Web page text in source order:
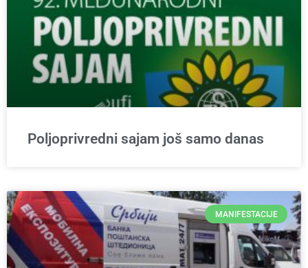
Poljoprivredni sajam još samo danas
MANIFESTACIJE